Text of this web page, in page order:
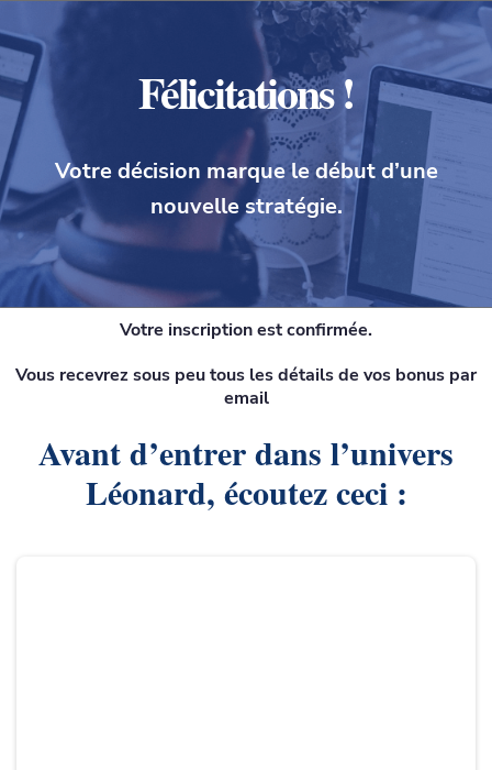
Félicitations !
Votre décision marque le début d’une
nouvelle stratégie.
Votre inscription est confirmée.
Vous recevrez sous peu tous les détails de vos bonus par
email
Avant d’entrer dans l’univers
Léonard, écoutez ceci :